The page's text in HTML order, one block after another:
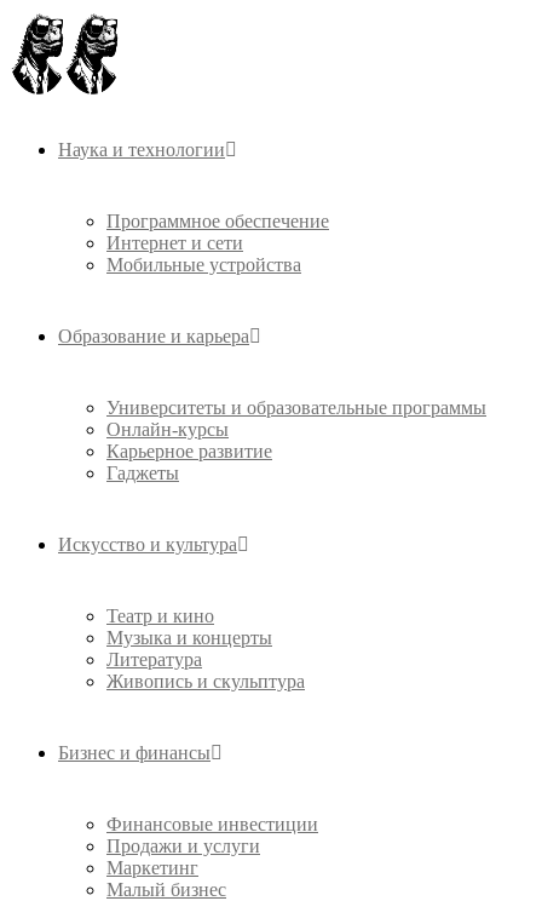
Наука и технологии
Программное обеспечение
Интернет и сети
Мобильные устройства
Образование и карьера
Университеты и образовательные программы
Онлайн-курсы
Карьерное развитие
Гаджеты
Искусство и культура
Театр и кино
Музыка и концерты
Литература
Живопись и скульптура
Бизнес и финансы
Финансовые инвестиции
Продажи и услуги
Маркетинг
Малый бизнес